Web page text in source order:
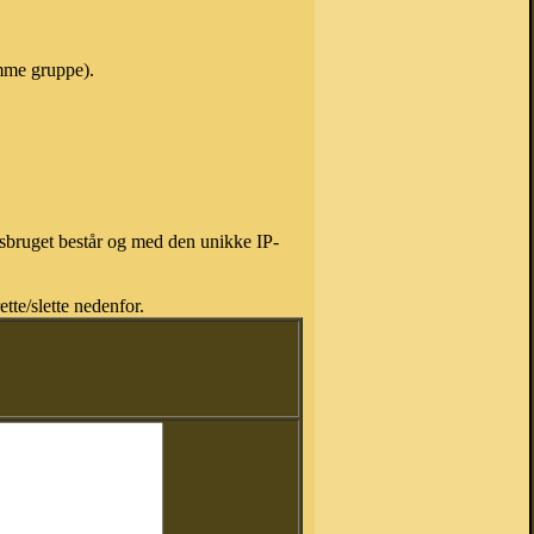
gruppe).
består og med den unikke IP-
slette nedenfor.